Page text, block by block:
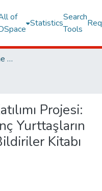
of
Statistics
Search
Tools
05-Units Affiliated to the Rectorate
Projesi:
Yurttaşların
Kitabı